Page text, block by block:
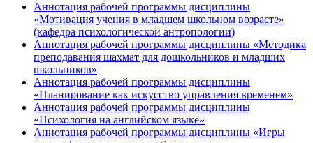
Аннотация рабочей программы дисциплины
«Мотивация учения в младшем школьном возрасте»
(кафедра психологической антропологии)
Аннотация рабочей программы дисциплины «Методика
преподавания шахмат для дошкольников и младших
школьников»
Аннотация рабочей программы дисциплины
«Планирование как искусство управления временем»
Аннотация рабочей программы дисциплины
«Психология на английском языке»
Аннотация рабочей программы дисциплины «Игры